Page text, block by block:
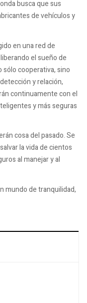
busca que sus
de vehículos y
en una red de
el sueño de
sólo cooperativa, sino
y relación,
continuamente con el
y más seguras
cosa del pasado. Se
la vida de cientos
al manejar y al
mundo de tranquilidad,